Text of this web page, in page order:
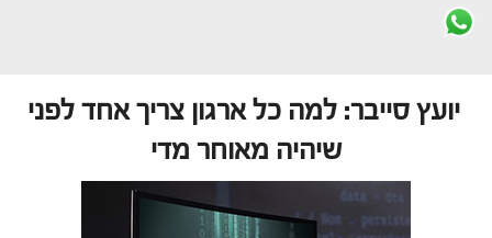
יועץ סייבר: למה כל ארגון צריך אחד לפני
שיהיה מאוחר מדי